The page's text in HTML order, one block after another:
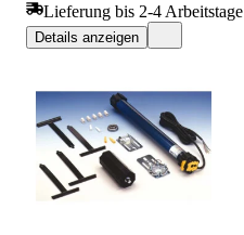
Lieferung bis 2-4 Arbeitstage
Details anzeigen